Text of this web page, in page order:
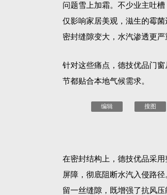
问题雪上加霜。不少业主吐
仅影响家居美观，滋生的霉
密封缝隙变大，水汽渗透更严
针对这些痛点，德技优品门
节都贴合本地气候需求。
编辑 搜图
在密封结构上，德技优品采
屏障，彻底阻断水汽入侵路
留一丝缝隙，既增强了抗风